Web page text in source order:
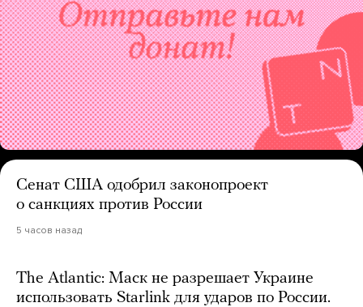
Сенат США одобрил законопроект
о санкциях против России
5 часов назад
The Atlantic: Маск не разрешает Украине
использовать Starlink для ударов по России.